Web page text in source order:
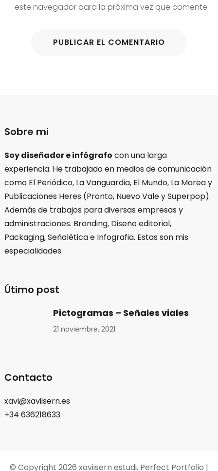
este navegador para la próxima vez que comente.
Sobre mi
Soy diseñador e infógrafo con una larga
experiencia. He trabajado en medios de comunicación
como El Periódico, La Vanguardia, El Mundo, La Marea y
Publicaciones Heres (Pronto, Nuevo Vale y Superpop).
Además de trabajos para diversas empresas y
administraciones. Branding, Diseño editorial,
Packaging, Señalética e Infografia. Estas son mis
especialidades.
Útimo post
Pictogramas – Señales viales
21 noviembre, 2021
Contacto
xavi@xaviisern.es
+34 636218633
© Copyright 2026 xaviisern estudi. Perfect Portfolio |